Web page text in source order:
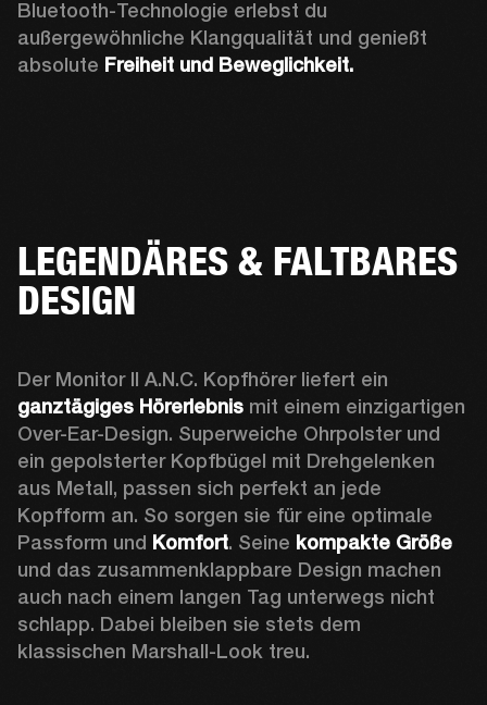
Bluetooth-Technologie erlebst du
außergewöhnliche Klangqualität und genießt
absolute Freiheit und Beweglichkeit.
LEGENDÄRES & FALTBARES
DESIGN
ganztägiges Hörerlebnis mit einem einzigartigen
Over-Ear-Design. Superweiche Ohrpolster und
ein gepolsterter Kopfbügel mit Drehgelenken
aus Metall, passen sich perfekt an jede
Kopfform an. So sorgen sie für eine optimale
Passform und Komfort. Seine kompakte Größe
und das zusammenklappbare Design machen
auch nach einem langen Tag unterwegs nicht
schlapp. Dabei bleiben sie stets dem
klassischen Marshall-Look treu.